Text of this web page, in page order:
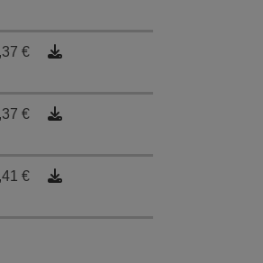
€
€
€